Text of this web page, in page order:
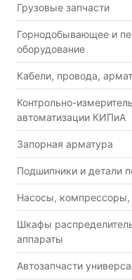
Грузовые запчасти
Горнодобывающее и
оборудование
Кабели, провода,
Контрольно-
автоматизации КИПиА
Запорная арматура
Подшипники и детали
Насосы, компрессоры,
Шкафы
аппараты
Автозапчасти